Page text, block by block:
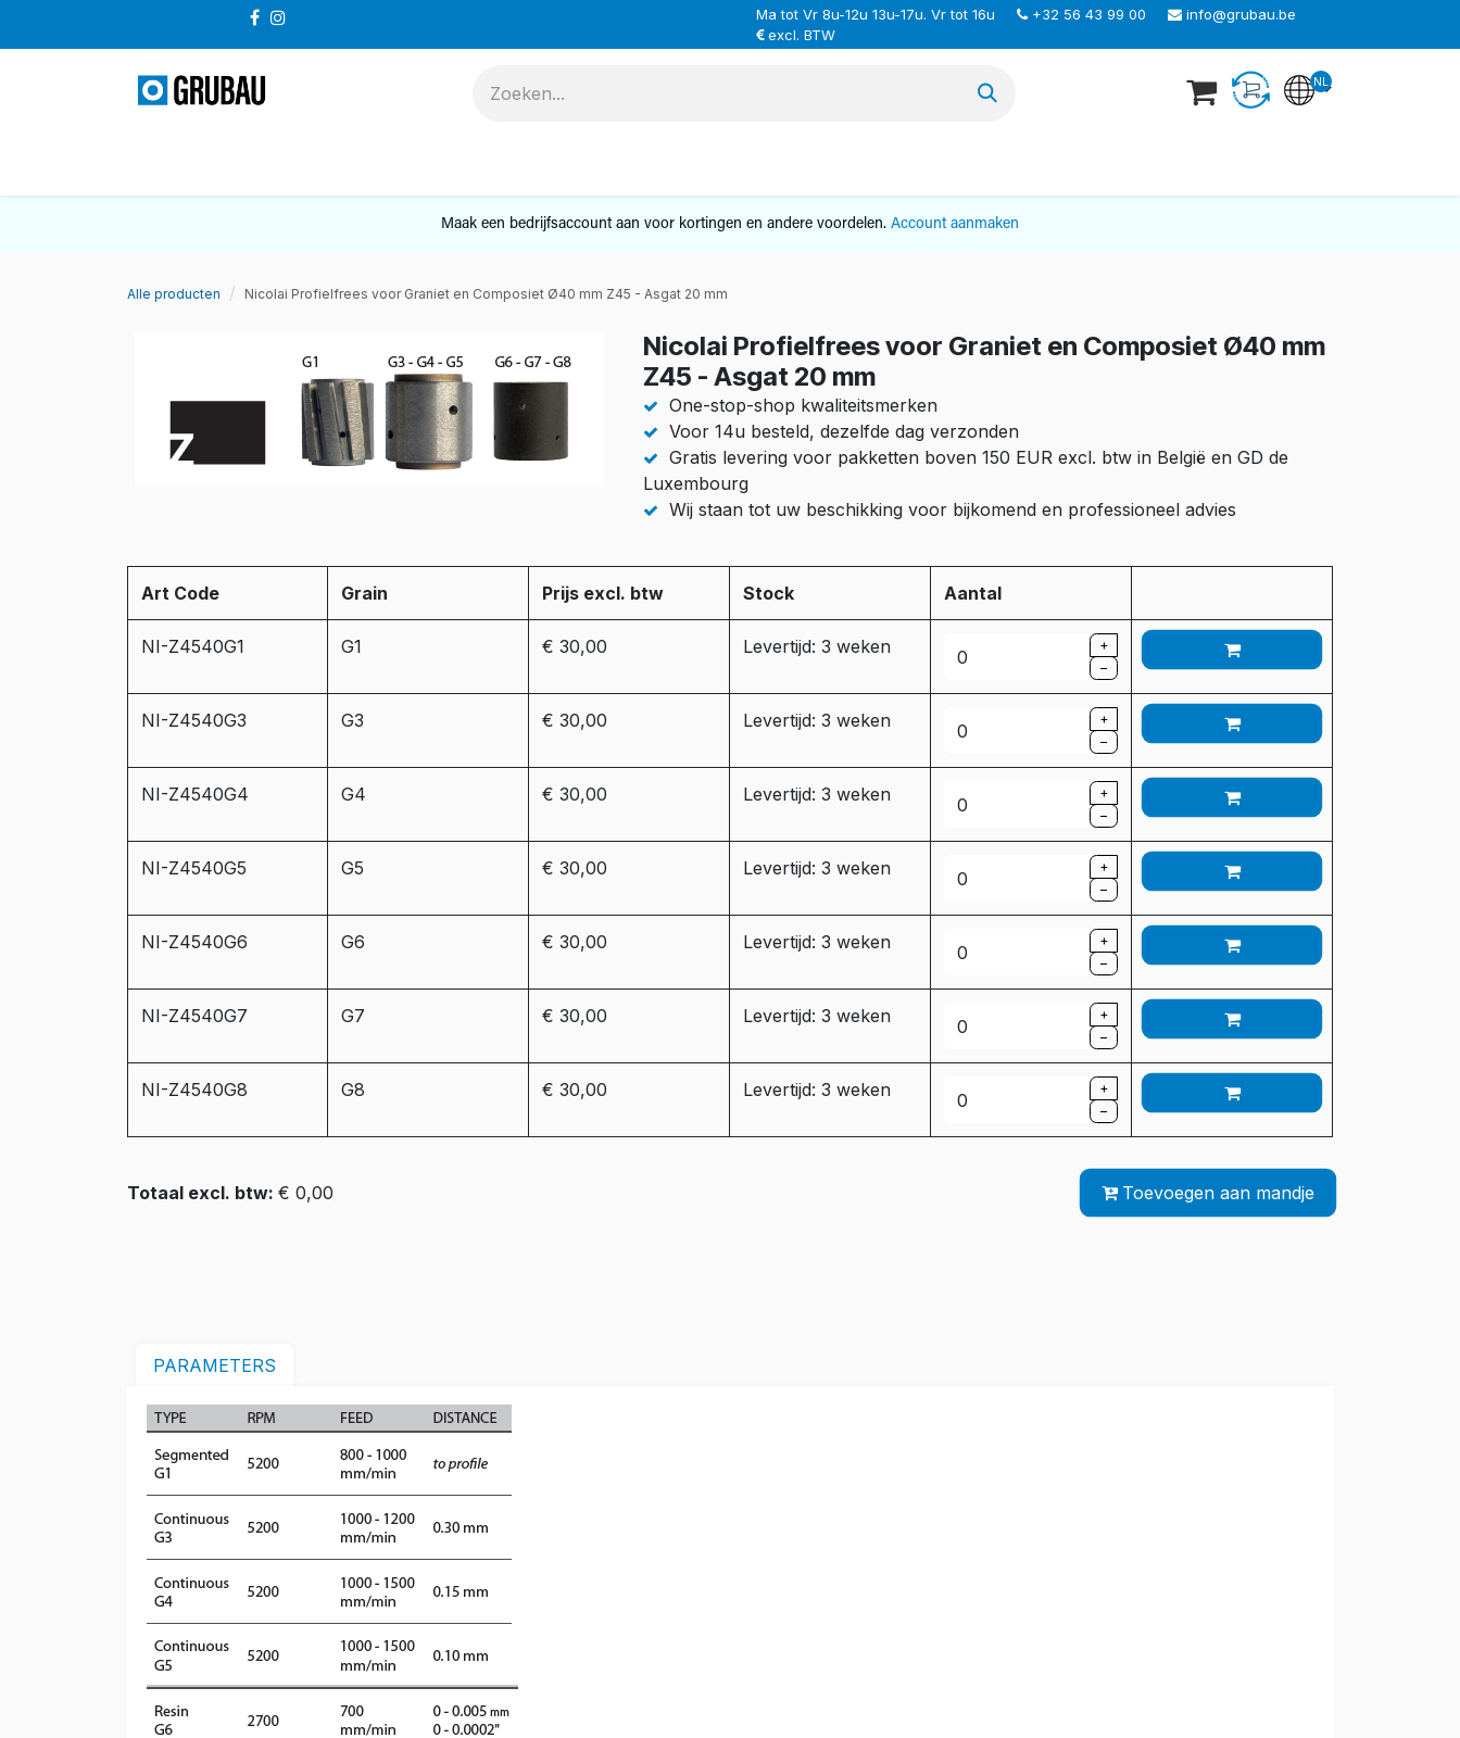
Ma tot Vr 8u-12u 13u-17u. Vr tot 16u +32 56 43 99 00
info@grubau.be
excl. BTW
NL
Maak een bedrijfsaccount aan voor kortingen en andere voordelen. Account aanmaken
Alle producten Nicolai Profielfrees voor Graniet en Composiet Ø40 mm Z45 - Asgat 20 mm
Nicolai Profielfrees voor Graniet en Composiet Ø40 mm
Z45 - Asgat 20 mm
One-stop-shop kwaliteitsmerken
Voor 14u besteld, dezelfde dag verzonden
Gratis levering voor pakketten boven 150 EUR excl. btw in België en GD de
Luxembourg
Wij staan tot uw beschikking voor bijkomend en professioneel advies
Art Code Grain Prijs excl. btw Stock Aantal
NI-Z4540G1 G1 € 30,00 Levertijd: 3 weken
+
–
NI-Z4540G3 G3 € 30,00 Levertijd: 3 weken
+
–
NI-Z4540G4 G4 € 30,00 Levertijd: 3 weken
+
–
NI-Z4540G5 G5 € 30,00 Levertijd: 3 weken
+
–
NI-Z4540G6 G6 € 30,00 Levertijd: 3 weken
+
–
NI-Z4540G7 G7 € 30,00 Levertijd: 3 weken
+
–
NI-Z4540G8 G8 € 30,00 Levertijd: 3 weken
+
–
Totaal excl. btw: € 0,00 Toevoegen aan mandje
PARAMETERS